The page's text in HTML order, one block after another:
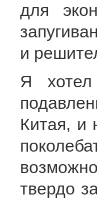
для
и
Я
Китая, и
твердо